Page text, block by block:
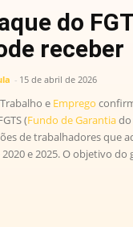
do
receber
- 15 de abril de 2026
e Emprego
(Fundo de Garantiado
de trabalhadores que
e 2025. O objetivo do